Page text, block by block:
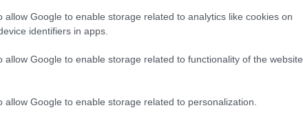
allow Google to enable storage related to analytics like cookies on
identifiers in apps.
allow Google to enable storage related to functionality of the website
allow Google to enable storage related to personalization.
e sistema cardiovascolare,
l’efficienza delmovimento. Si
leggera: 30–45 secondi per esercizio, 1–2
con braccia attive, circonduzioni di